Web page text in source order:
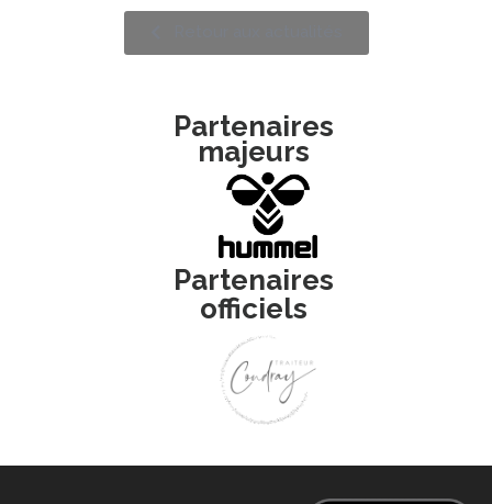
Partenaires
majeurs
Partenaires
officiels